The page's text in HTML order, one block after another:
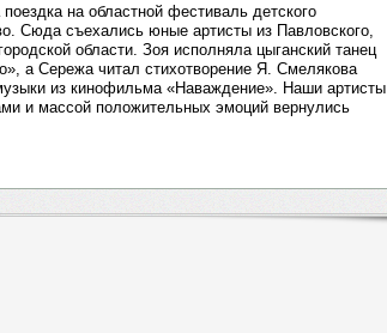
на областной фестиваль детского
Сюда съехались юные артисты из Павловского,
области. Зоя исполняла цыганский танец
а Сережа читал стихотворение Я. Смелякова
из кинофильма «Наваждение». Наши артисты
и массой положительных эмоций вернулись